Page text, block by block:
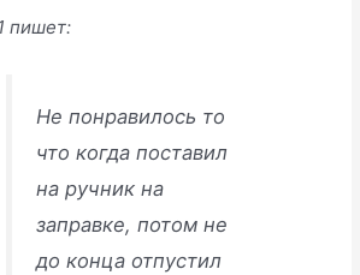
пишет:
Не понравилось то
что когда поставил
на ручник на
заправке, потом не
до конца отпустил